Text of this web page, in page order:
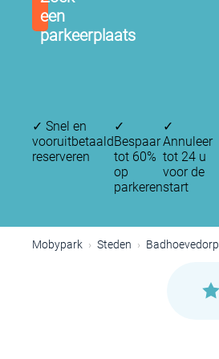
een
parkeerplaats
✓ Snel en
vooruitbetaald
reserveren
✓
Bespaar
tot 60%
op
parkeren
✓
Annuleer
tot 24 u
voor de
start
Mobypark Steden Badhoevedorp